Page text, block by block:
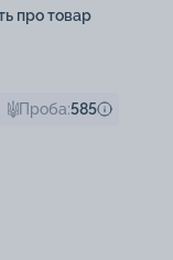
про товар
Проба:585